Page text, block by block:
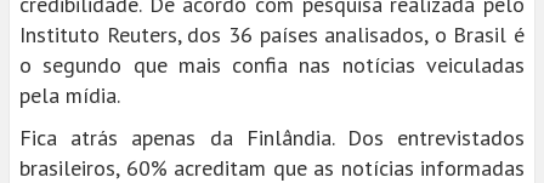
Instituto Reuters, dos 36 países analisados, o Brasil é
o segundo que mais confia nas notícias veiculadas
pela mídia.
Fica atrás apenas da Finlândia. Dos entrevistados
brasileiros, 60% acreditam que as notícias informadas